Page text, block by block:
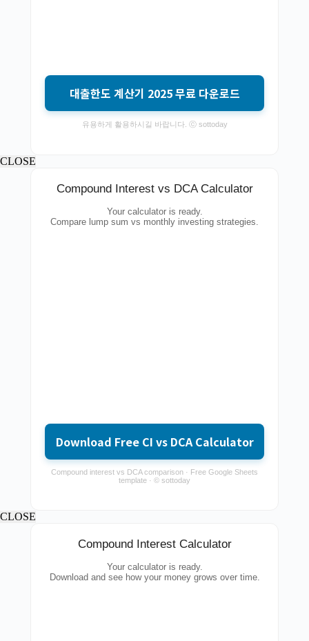
대출한도 계산기 2025 무료 다운로드
유용하게 활용하시길 바랍니다. ⓒ sottoday
CLOSE
Compound Interest vs DCA Calculator
Your calculator is ready.
Compare lump sum vs monthly investing strategies.
Download Free CI vs DCA Calculator
Compound interest vs DCA comparison · Free Google Sheets
template · © sottoday
CLOSE
Compound Interest Calculator
Your calculator is ready.
Download and see how your money grows over time.